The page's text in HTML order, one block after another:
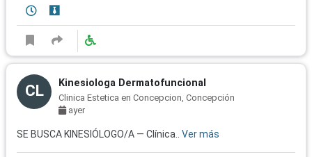
CL Kinesiologa Dermatofuncional
Clinica Estetica en Concepcion, Concepción
ayer
SE BUSCA KINESIÓLOGO/A — Clínica.. Ver más